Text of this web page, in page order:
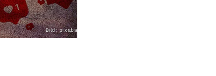
Bild: pixabay.com